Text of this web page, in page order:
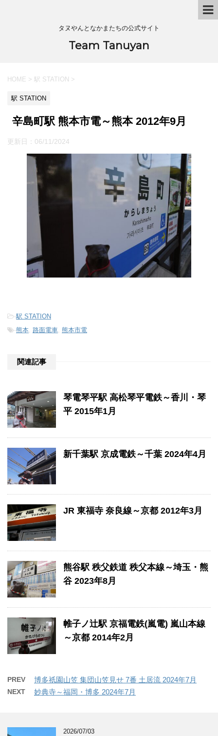
タヌやんとなかまたちの公式サイト
Team Tanuyan
HOME > 駅 STATION >
駅 STATION
辛島町駅 熊本市電～熊本 2012年9月
更新日： 06/11/2024
-駅 STATION
-熊本 路面電車 熊本市電
関連記事
琴電琴平駅 高松琴平電鉄～香川・琴
平 2015年1月
新千葉駅 京成電鉄～千葉 2024年4月
JR 東福寺 奈良線～京都 2012年3月
熊谷駅 秩父鉄道 秩父本線～埼玉・熊
谷 2023年8月
帷子ノ辻駅 京福電鉄(嵐電) 嵐山本線
～京都 2014年2月
PREV 博多祇園山笠 集団山笠見せ 7番 土居流 2024年7月
NEXT 妙典寺～福岡・博多 2024年7月
2026/07/03